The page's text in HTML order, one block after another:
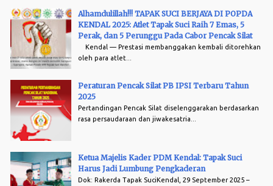
Alhamdulillah!!! TAPAK SUCI BERJAYA DI POPDA
KENDAL 2025: Atlet Tapak Suci Raih 7 Emas, 5
Perak, dan 5 Perunggu Pada Cabor Pencak Silat
Kendal — Prestasi membanggakan kembali ditorehkan
oleh para atlet...
Peraturan Pencak Silat PB IPSI Terbaru Tahun
2025
Pertandingan Pencak Silat diselenggarakan berdasarkan
rasa persaudaraan dan jiwakesatria...
Ketua Majelis Kader PDM Kendal: Tapak Suci
Harus Jadi Lumbung Pengkaderan
Dok: Rakerda Tapak SuciKendal, 29 September 2025 –